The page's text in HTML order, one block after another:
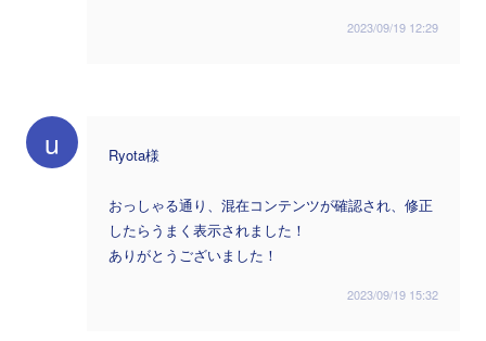
2023/09/19 12:29
u Ryota様
おっしゃる通り、混在コンテンツが確認され、修正
したらうまく表示されました！
ありがとうございました！
2023/09/19 15:32